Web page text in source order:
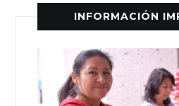
INFORMACIÓN